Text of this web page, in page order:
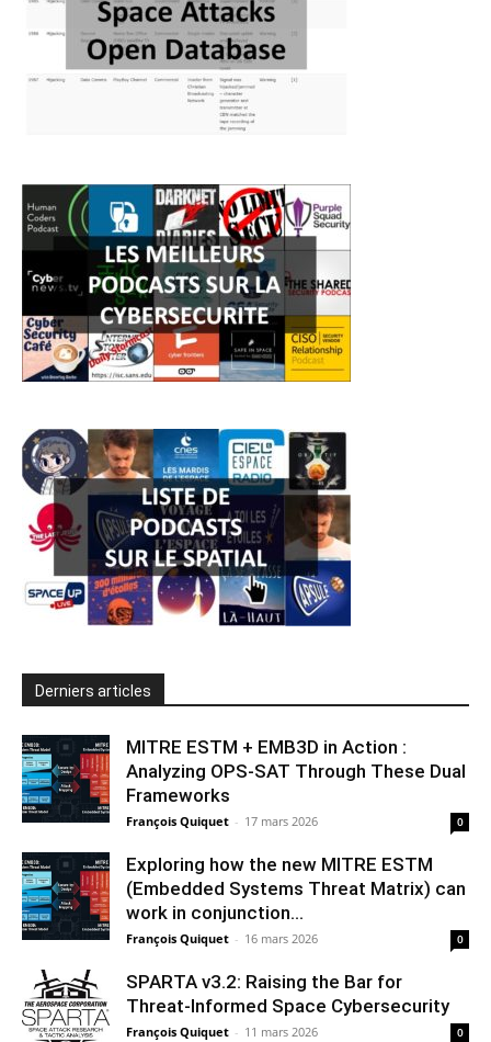
Derniers articles
MITRE ESTM + EMB3D in Action :
Analyzing OPS-SAT Through These Dual
Frameworks
François Quiquet - 17 mars 2026 0
Exploring how the new MITRE ESTM
(Embedded Systems Threat Matrix) can
work in conjunction...
François Quiquet - 16 mars 2026 0
SPARTA v3.2: Raising the Bar for
Threat‑Informed Space Cybersecurity
François Quiquet - 11 mars 2026 0